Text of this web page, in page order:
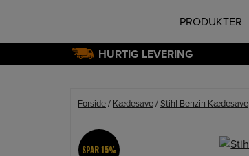
PRODUKTER
HURTIG LEVERING
Forside/ Kædesave/Stihl Benzin Kædesave
SPAR 15%